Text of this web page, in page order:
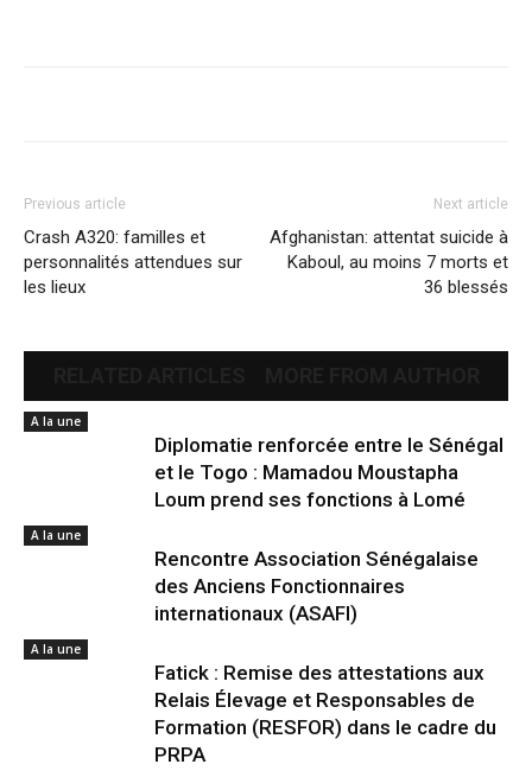
Previous article
Crash A320: familles et
personnalités attendues sur
les lieux
Next article
Afghanistan: attentat suicide à
Kaboul, au moins 7 morts et
36 blessés
A la une
Diplomatie renforcée entre le Sénégal
et le Togo : Mamadou Moustapha
Loum prend ses fonctions à Lomé
A la une
Rencontre Association Sénégalaise
des Anciens Fonctionnaires
internationaux (ASAFI)
A la une
Fatick : Remise des attestations aux
Relais Élevage et Responsables de
Formation (RESFOR) dans le cadre du
PRPA